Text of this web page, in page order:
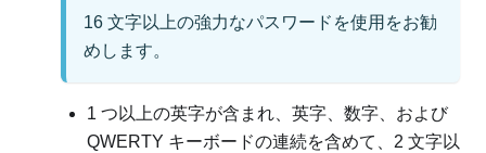
16 文字以上の強力なパスワードを使用をお勧
めします。
1 つ以上の英字が含まれ、英字、数字、および
QWERTY キーボードの連続を含めて、2 文字以